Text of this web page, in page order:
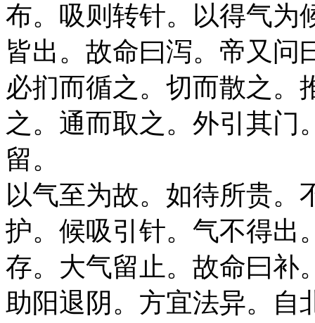
布。吸则转针。以得气为
皆出。故命曰泻。帝又问
必扪而循之。切而散之。
之。通而取之。外引其门
留。
以气至为故。如待所贵。
护。候吸引针。气不得出
存。大气留止。故命曰补
助阳退阴。方宜法异。自